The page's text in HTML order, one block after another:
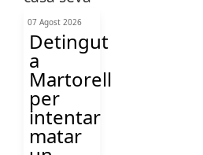
07 Agost 2026
Detingut
a
Martorell
per
intentar
matar